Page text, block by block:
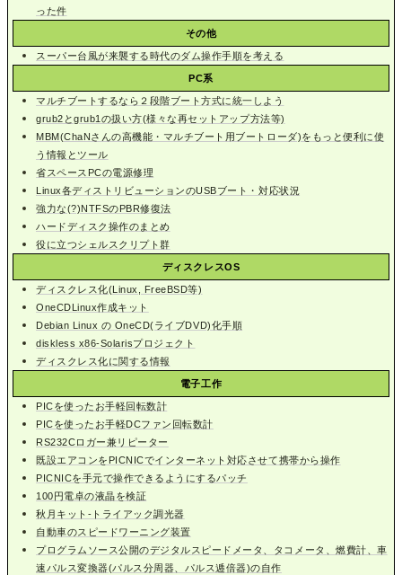
った件
その他
スーパー台風が来襲する時代のダム操作手順を考える
PC系
マルチブートするなら２段階ブート方式に統一しよう
grub2とgrub1の扱い方(様々な再セットアップ方法等)
MBM(ChaNさんの高機能・マルチブート用ブートローダ)をもっと便利に使
う情報とツール
省スペースPCの電源修理
Linux各ディストリビューションのUSBブート・対応状況
強力な(?)NTFSのPBR修復法
ハードディスク操作のまとめ
役に立つシェルスクリプト群
ディスクレスOS
ディスクレス化(Linux, FreeBSD等)
OneCDLinux作成キット
Debian Linux の OneCD(ライブDVD)化手順
diskless x86-Solarisプロジェクト
ディスクレス化に関する情報
電子工作
PICを使ったお手軽回転数計
PICを使ったお手軽DCファン回転数計
RS232Cロガー兼リピーター
既設エアコンをPICNICでインターネット対応させて携帯から操作
PICNICを手元で操作できるようにするパッチ
100円電卓の液晶を検証
秋月キット-トライアック調光器
自動車のスピードワーニング装置
プログラムソース公開のデジタルスピードメータ、タコメータ、燃費計、車
速パルス変換器(パルス分周器、パルス逓倍器)の自作